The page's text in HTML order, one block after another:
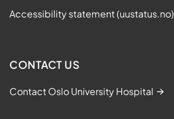
Accessibility statement (uustatus.no)
CONTACT US
Contact Oslo University Hospital